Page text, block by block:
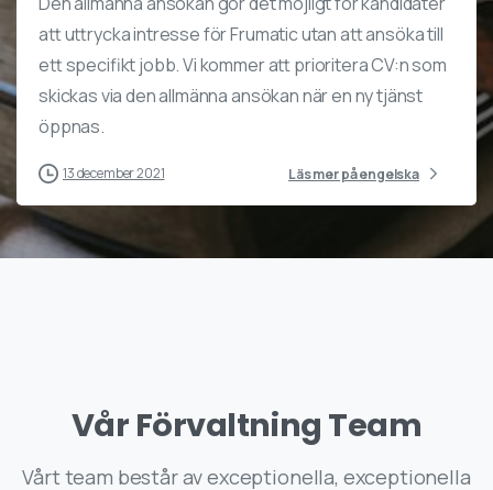
att uttrycka intresse för Frumatic utan att ansöka till
ett specifikt jobb. Vi kommer att prioritera CV:n som
skickas via den allmänna ansökan när en ny tjänst
öppnas.
13 december 2021 Läs mer på engelska
Vår Förvaltning Team
Vårt team består av exceptionella, exceptionella